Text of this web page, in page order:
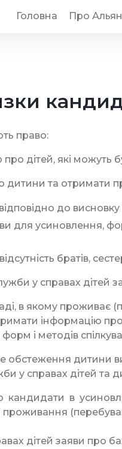
Головна Про
право:
дітей, які можуть
дитини та отримати
відповідно до
для
братів,
у справах дітей
в якому проживає
інформацію про
і методів
обстеження дитини
у справах дітей
кандидати в
проживання
дітей заяви про